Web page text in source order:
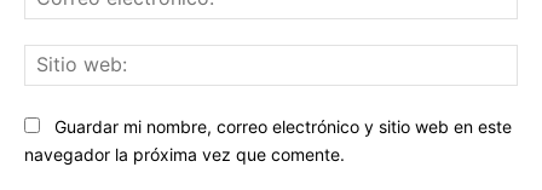
Guardar mi nombre, correo electrónico y sitio web en este
navegador la próxima vez que comente.